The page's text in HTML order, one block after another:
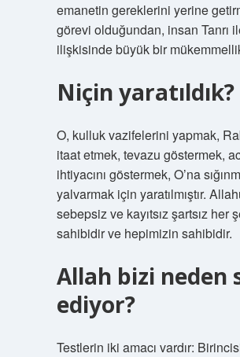
emanetin gereklerini yerine
görevi olduğundan, insan Tanrı
ilişkisinde büyük bir
Niçin yaratıldık?
O, kulluk vazifelerini yapmak,
itaat etmek, tevazu göstermek,
ihtiyacını göstermek, O’na
yalvarmak için yaratılmıştır.
sebepsiz ve kayıtsız şartsız her
sahibidir ve hepimizin sahibidir.
Allah bizi neden
ediyor?
Testlerin iki amacı vardır: